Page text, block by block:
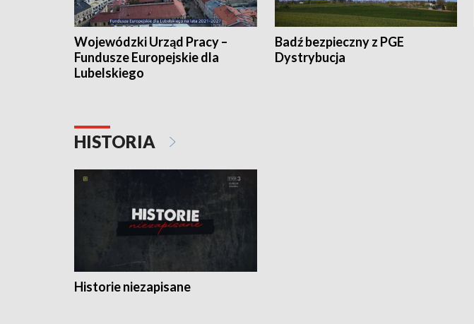
Wojewódzki Urząd Pracy –
Fundusze Europejskie dla
Lubelskiego
Badź bezpieczny z PGE
Dystrybucja
HISTORIA
Historie niezapisane